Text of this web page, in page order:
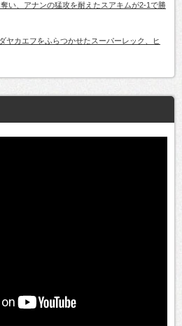
い、アナンの猛攻を耐えたスアキムが2-1で勝
ヤカエフをふらつかせたスーパーレック、ヒ